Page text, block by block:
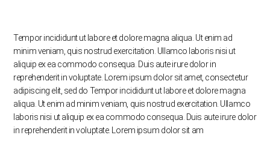
Tempor incididunt ut labore et dolore magna aliqua. Ut enim ad
minim veniam, quis nostrud exercitation. Ullamco laboris nisi ut
aliquip ex ea commodo consequa. Duis aute irure dolor in
reprehenderit in voluptate. Lorem ipsum dolor sit amet, consectetur
adipiscing elit, sed do Tempor incididunt ut labore et dolore magna
aliqua. Ut enim ad minim veniam, quis nostrud exercitation. Ullamco
laboris nisi ut aliquip ex ea commodo consequa. Duis aute irure dolor
in reprehenderit in voluptate. Lorem ipsum dolor sit am